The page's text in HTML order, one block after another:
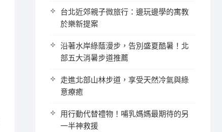
台北近郊親子微旅行：邊玩邊學的寓教
於樂新提案
沿著水岸綠蔭漫步，告別盛夏酷暑！北
部五大消暑步道推薦
走進北部山林步道，享受天然冷氣與綠
意療癒
用行動代替禮物！哺乳媽媽最期待的另
一半神救援